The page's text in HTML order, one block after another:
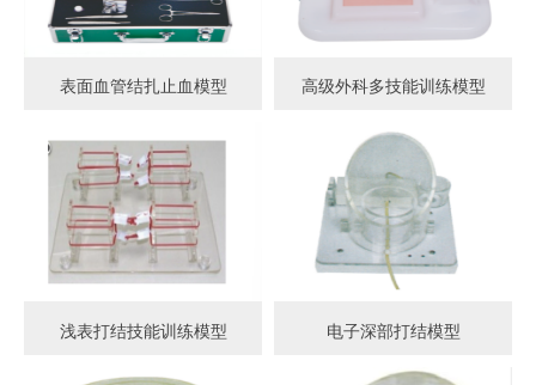
表面血管结扎止血模型 高级外科多技能训练模型
浅表打结技能训练模型 电子深部打结模型